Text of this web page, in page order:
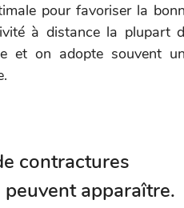
pour favoriser la
à distance la plupart
et on adopte souvent
contractures
peuvent apparaître.